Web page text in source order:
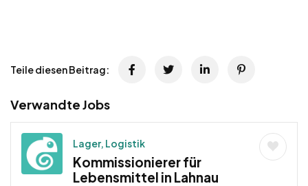
Teile diesen Beitrag:
Verwandte Jobs
Lager, Logistik
Kommissionierer für
Lebensmittel in Lahnau